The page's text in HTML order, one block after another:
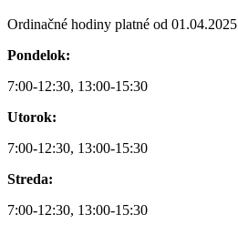
Ordinačné hodiny platné od 01.04.2025
Pondelok:
7:00-12:30, 13:00-15:30
Utorok:
7:00-12:30, 13:00-15:30
Streda:
7:00-12:30, 13:00-15:30